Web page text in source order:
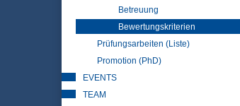
Betreuung
Bewertungskriterien
Prüfungsarbeiten (Liste)
Promotion (PhD)
EVENTS
TEAM